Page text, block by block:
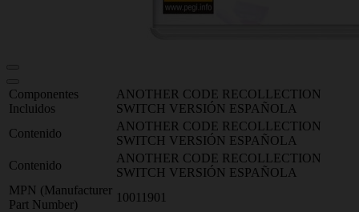
Componentes
Incluidos
ANOTHER CODE RECOLLECTION
SWITCH VERSIÓN ESPAÑOLA
Contenido
ANOTHER CODE RECOLLECTION
SWITCH VERSIÓN ESPAÑOLA
Contenido
ANOTHER CODE RECOLLECTION
SWITCH VERSIÓN ESPAÑOLA
MPN (Manufacturer
Part Number)
10011901